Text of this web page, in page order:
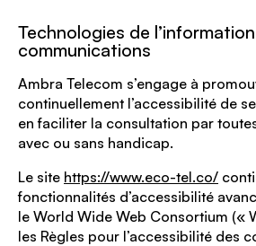
Technologies de
communications
Ambra Telecom s’engage à
continuellement l’accessibilité de
en faciliter la consultation par
avec ou sans handicap.
Le site https://www.eco-tel.co/
fonctionnalités d’accessibilité
le World Wide Web Consortium («
les Règles pour l’accessibilité des